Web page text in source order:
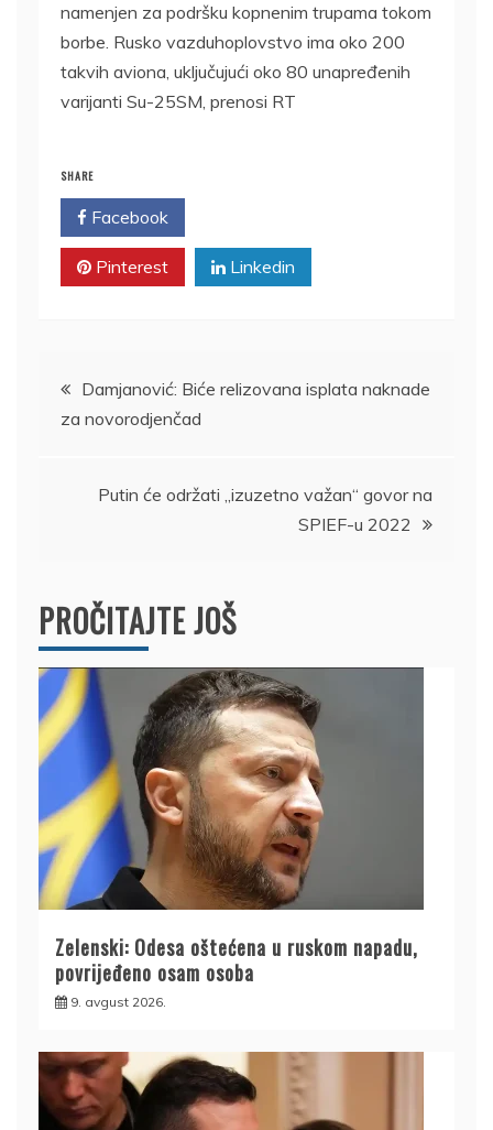
namenjen za podršku kopnenim trupama tokom
borbe. Rusko vazduhoplovstvo ima oko 200
takvih aviona, uključujući oko 80 unapređenih
varijanti Su-25SM, prenosi RT
SHARE
Facebook
Pinterest Linkedin
Kretanje
članka
Damjanović: Biće relizovana isplata naknade
za novorodjenčad
Putin će održati „izuzetno važan“ govor na
SPIEF-u 2022
PROČITAJTE JOŠ
Zelenski: Odesa oštećena u ruskom napadu,
povrijeđeno osam osoba
9. avgust 2026.